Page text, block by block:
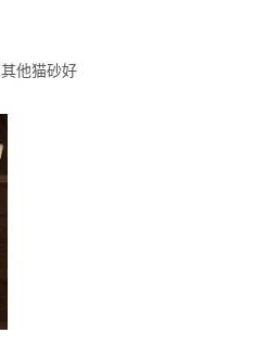
他猫砂好